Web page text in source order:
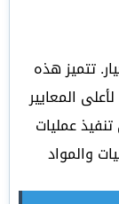
تتميز هذه
المعايير
عمليات
والمواد